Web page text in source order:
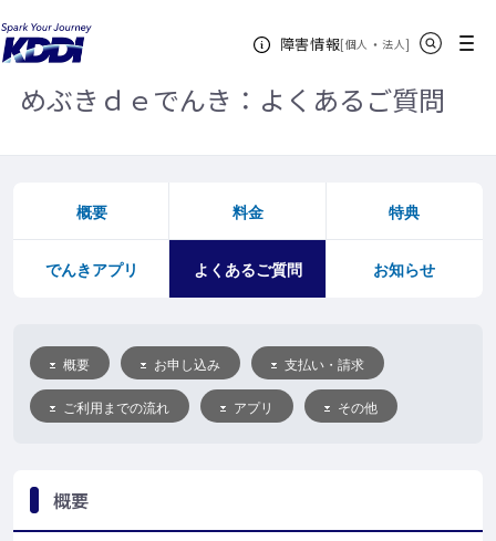
障害情報[個人 ・ 法人新規ウィンドウ
]
メニュー
KDDIホーム
めぶきｄｅでんき：よくあるご質問
概要 料金 特典
でんきアプリ よくあるご質問 お知らせ
概要 お申し込み 支払い・請求
ご利用までの流れ アプリ その他
概要